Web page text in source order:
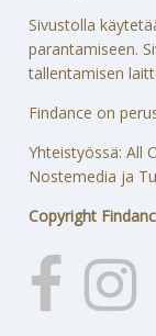
Sivustolla
parantamiseen.
tallentamisen
Findance on
Yhteistyössä: All
Nostemedia ja
Copyright